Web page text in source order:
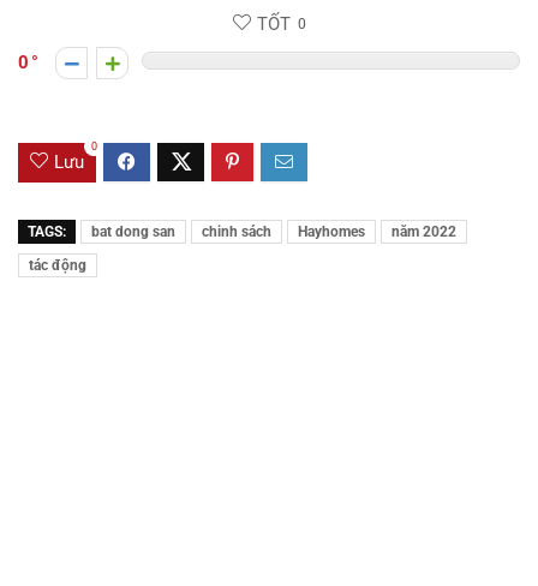
TỐT 0
0
Lưu
0
TAGS: bat dong san chinh sách Hayhomes
năm 2022
tác động